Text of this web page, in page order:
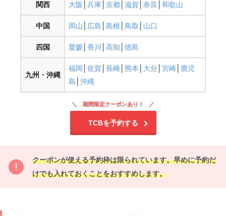
関西 大阪 兵庫 京都 滋賀 奈良 和歌山
中国 岡山 広島 島根 鳥取 山口
四国 愛媛 香川 高知 徳島
九州・沖縄
福岡 佐賀 長崎 熊本 大分 宮崎
鹿児
島
沖縄
期間限定クーポンあり！
TCBを予約する
クーポンが使える予約枠は限られています。早めに予約だ
けでも入れておくことをおすすめします。